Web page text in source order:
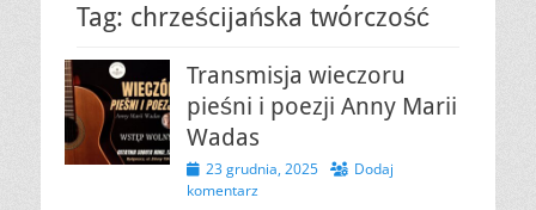
Tag: chrześcijańska twórczość
Transmisja wieczoru
pieśni i poezji Anny Marii
Wadas
Opublikowano
23 grudnia, 2025
Dodaj
komentarz